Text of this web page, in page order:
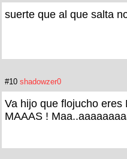
suerte que al que salta
#10 shadowzer0
Va hijo que flojucho eres
MAAAS !